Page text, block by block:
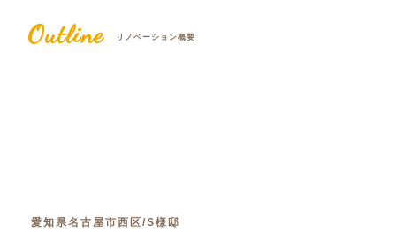
Outline リノベーション概要
愛知県名古屋市西区/S様邸